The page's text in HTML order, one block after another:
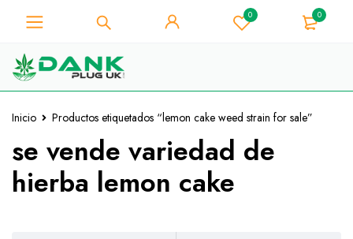
0 0
Inicio Productos etiquetados “lemon cake weed strain for sale”
se vende variedad de
hierba lemon cake
Para los amantes de la hierba -
Obtenga un descuento
compra - Código de cupón
"WELCOME10"